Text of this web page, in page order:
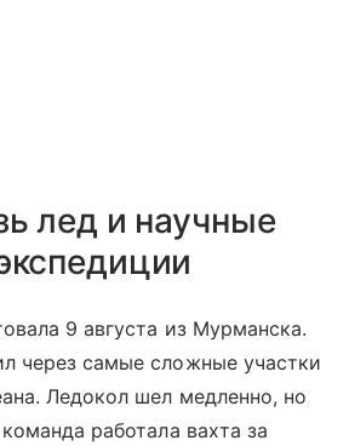
лед и научные
9 августа из Мурманска.
через самые сложные участки
Ледокол шел медленно, но
работала вахта за